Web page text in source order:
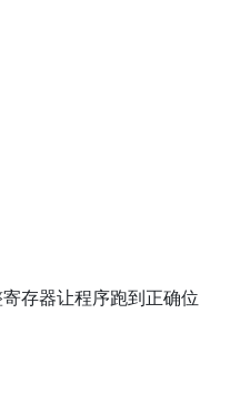
存器让程序跑到正确位